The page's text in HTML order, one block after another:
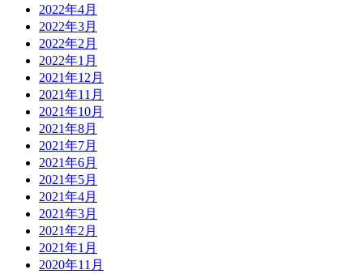
2022年4月
2022年3月
2022年2月
2022年1月
2021年12月
2021年11月
2021年10月
2021年8月
2021年7月
2021年6月
2021年5月
2021年4月
2021年3月
2021年2月
2021年1月
2020年11月